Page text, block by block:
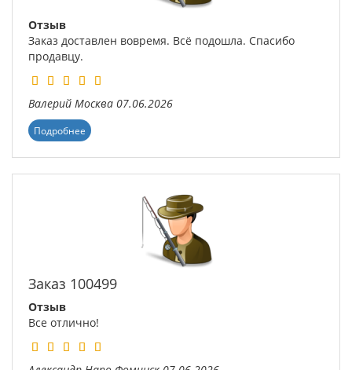
Отзыв
Заказ доставлен вовремя. Всё подошла. Спасибо
продавцу.
Валерий Москва 07.06.2026
Подробнее
Заказ 100499
Отзыв
Все отлично!